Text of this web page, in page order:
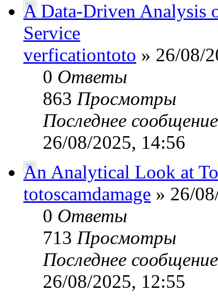
A Data-Driven Analysis
Service
verficationtoto » 26/08/
0 Ответы
863 Просмотры
Последнее
26/08/2025, 14:56
An Analytical Look at
totoscamdamage » 26/
0 Ответы
713 Просмотры
Последнее
26/08/2025, 12:55